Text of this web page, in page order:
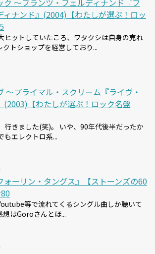
ィナンド』(2004)【わたしが選ぶ！ロッ
ヒットしていたころ、ワタクシは自身の売れ
トショップを経営しており...
〜プライマル・スクリーム『ライヴ・
(2003)【わたしが選ぶ！ロック名盤
行きました(笑)。 いや、90年代後半だったか
もエレクトロ系...
ォーリン・タングス』【ストーンズの60
等で流れてくるシングル曲しか聴いて
はGoroさんとほ...